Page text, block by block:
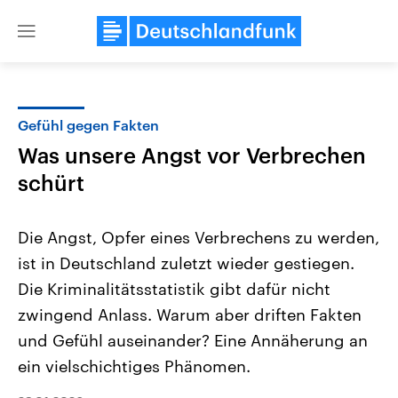
Close
Landtagswahl Sachsen-Anhalt
2026
Alle Informationen
September 2026 einen neuen
Bundesland von einer Koalition aus
USA
Aktuelle Beiträge,
Hintergründe
Wirtschaftlich und
gehören die Vereinigten
Gefühl gegen Fakten
Was unsere Angst vor Verbrechen
schürt
Die Angst, Opfer eines Verbrechens zu werden,
ist in Deutschland zuletzt wieder gestiegen.
Die Kriminalitätsstatistik gibt dafür nicht
zwingend Anlass. Warum aber driften Fakten
und Gefühl auseinander? Eine Annäherung an
ein vielschichtiges Phänomen.